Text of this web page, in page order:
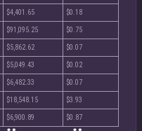
$4,401.65 $0.18
$91,095.25 $0.75
$5,862.62 $0.07
$5,049.43 $0.02
$6,482.33 $0.07
$18,548.15 $3.93
$6,900.89 $0.87